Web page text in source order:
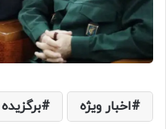
اخبار ویژه